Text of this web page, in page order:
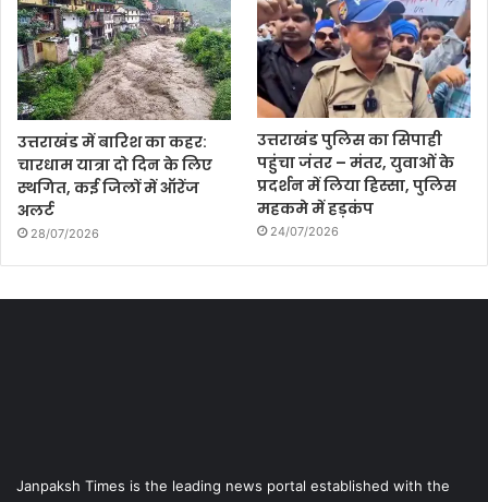
उत्तराखंड में बारिश का कहर:
चारधाम यात्रा दो दिन के लिए
स्थगित, कई जिलों में ऑरेंज
अलर्ट
28/07/2026
उत्तराखंड पुलिस का सिपाही
पहुंचा जंतर – मंतर, युवाओं के
प्रदर्शन में लिया हिस्सा, पुलिस
महकमे में हड़कंप
24/07/2026
Janpaksh Times is the leading news portal established with the